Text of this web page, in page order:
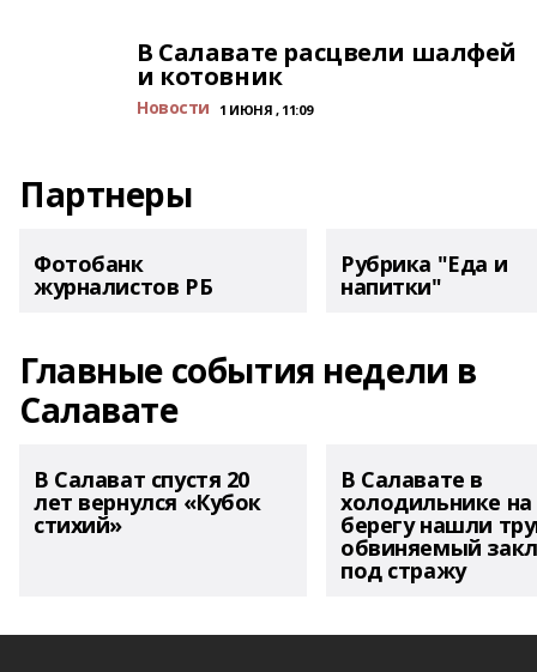
В Салавате расцвели шалфей
и котовник
Новости 1 ИЮНЯ , 11:09
Партнеры
Фотобанк
журналистов РБ
Рубрика "Еда и
напитки"
Главные события недели в
Салавате
В Салават спустя 20
лет вернулся «Кубок
стихий»
В Салавате в
холодильнике на
берегу нашли
обвиняемый
под стражу